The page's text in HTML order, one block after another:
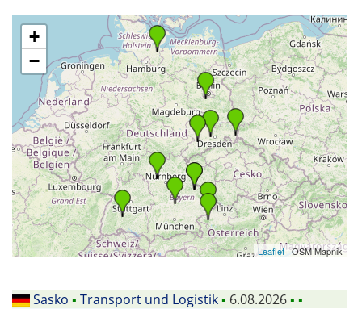
+
−
Leaflet| OSM Mapnik
Sasko ▪ Transport und Logistik▪ 6.08.2026▪ ▪